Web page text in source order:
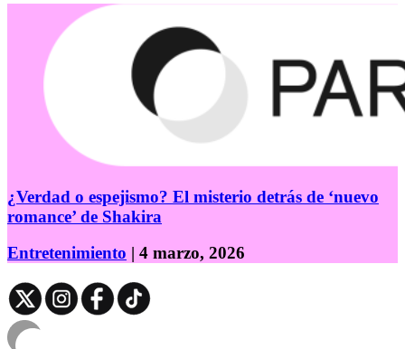
¿Verdad o espejismo? El misterio detrás de ‘nuevo
romance’ de Shakira
Entretenimiento | 4 marzo, 2026